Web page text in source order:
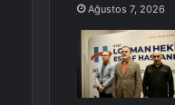
Ağustos 7, 2026